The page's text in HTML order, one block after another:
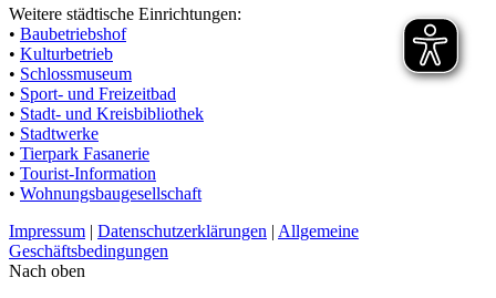
Weitere städtische Einrichtungen:
• Baubetriebshof
• Kulturbetrieb
• Schlossmuseum
• Sport- und Freizeitbad
• Stadt- und Kreisbibliothek
• Stadtwerke
• Tierpark Fasanerie
• Tourist-Information
• Wohnungsbaugesellschaft
Impressum | Datenschutzerklärungen | Allgemeine
Geschäftsbedingungen
Nach oben